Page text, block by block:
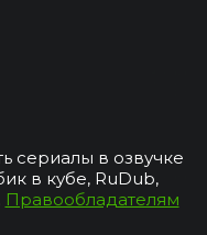
сериалы в озвучке
в кубе, RuDub,
Правообладателям